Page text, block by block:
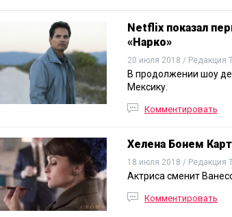
Netflix показал
«Нарко»
20 июля 2018 / Редакция
В продолжении шоу
Мексику.
Комментировать
Хелена Бонем
18 июля 2018 / Редакция
Актриса сменит
Комментировать